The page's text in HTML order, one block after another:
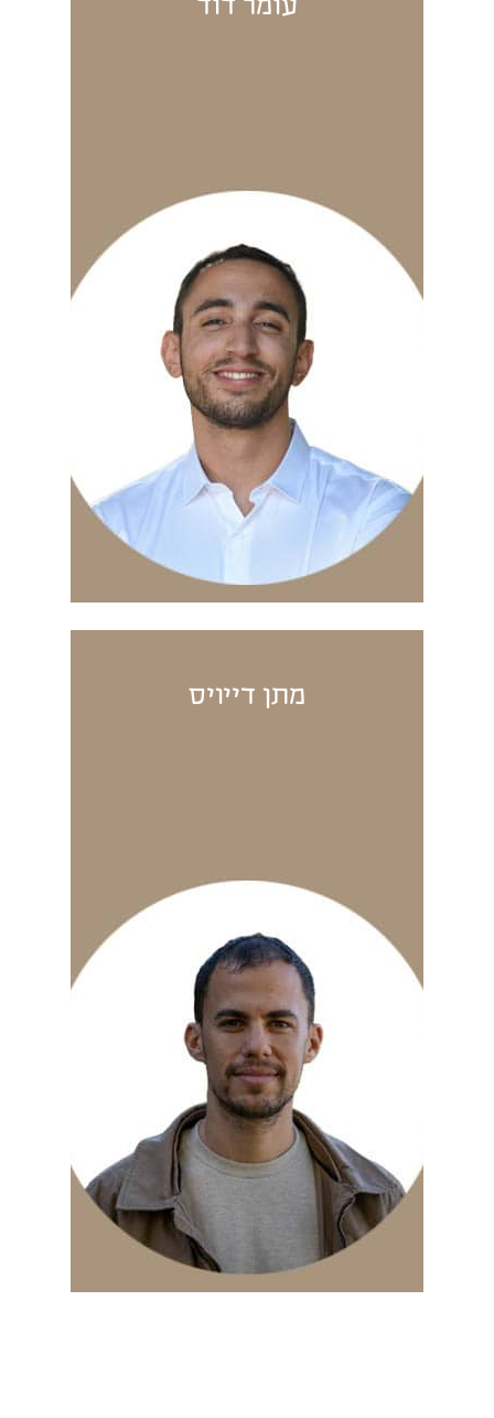
מתן דייויס
כסמנכ”ל בחברת השקעות
בתחום הספנות והוציא
מיליון דולר. שותף בעסקי
נדל”ן בארה”ב ובארץ.
בוגר B.A מאוניברסיטת
חיפה, ותואר שני MBA
בהצטיינות מהמרכז
הבינתחומי הרצליה.
מתנדב פעיל בעמותות
חברתיות העוסקות בליווי
והעצמת לוחמים משוחררים.
עומר דוד
מפעל המייצר רכיבים
לתעשיות הבטחוניות, לבתי
בוגר B.A מאוניברסיטת
בהצטיינות באוניברסיטה
הפתוחה.